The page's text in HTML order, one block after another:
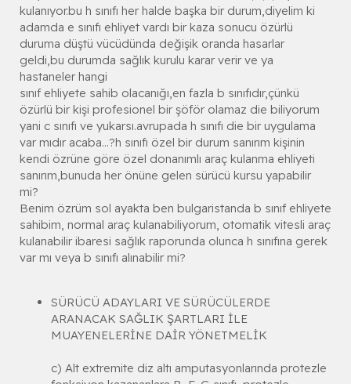
kulanıyor.bu h sınıfı her halde başka bir durum,diyelim ki
adamda e sınıfı ehliyet vardı bir kaza sonucu özürlü
duruma düştü vücüdünda değişik oranda hasarlar
geldi,bu durumda sağlık kurulu karar verir ve ya
hastaneler hangi
sınıf ehliyete sahib olacanığı,en fazla b sınıfıdır,çünkü
özürlü bir kişi profesionel bir şöför olamaz die biliyorum
yani c sınıfı ve yukarsı.avrupada h sınıfı die bir uygulama
var mıdır acaba...?h sınıfı özel bir durum sanırım kişinin
kendi özrüne göre özel donanımlı araç kulanma ehliyeti
sanırım,bunuda her önüne gelen sürücü kursu yapabilir
mi?
Benim özrüm sol ayakta ben bulgaristanda b sınıf ehliyete
sahibim, normal araç kulanabiliyorum, otomatik vitesli araç
kulanabilir ibaresi sağlık raporunda olunca h sınıfına gerek
var mı veya b sınıfı alınabilir mi?
SÜRÜCÜ ADAYLARI VE SÜRÜCÜLERDE
ARANACAK SAĞLIK ŞARTLARI İLE
MUAYENELERİNE DAİR YÖNETMELİK
c) Alt extremite diz altı amputasyonlarında protezle